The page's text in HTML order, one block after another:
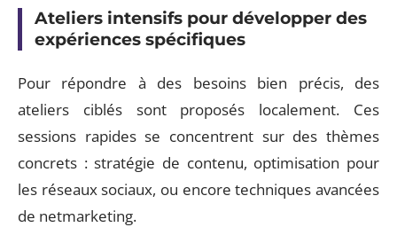
Ateliers intensifs pour développer des
expériences spécifiques
Pour répondre à des besoins bien précis, des
ateliers ciblés sont proposés localement. Ces
sessions rapides se concentrent sur des thèmes
concrets : stratégie de contenu, optimisation pour
les réseaux sociaux, ou encore techniques avancées
de netmarketing.